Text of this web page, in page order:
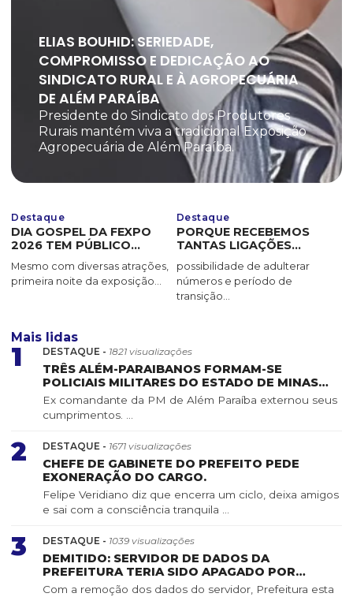
Destaque
DIA GOSPEL DA FEXPO
2026 TEM PÚBLICO
REDUZIDO E REABRE
DEBATE SOBRE O
FORMATO DO EVENTO
Mesmo com diversas atrações,
primeira noite da exposição...
Destaque
PORQUE RECEBEMOS
TANTAS LIGAÇÕES
INDESEJADAS E COMO
EVITÁ-LAS
possibilidade de adulterar
números e período de
transição...
ELIAS BOUHID: SERIEDADE,
COMPROMISSO E DEDICAÇÃO AO
SINDICATO RURAL E À AGROPECUÁRIA
DE ALÉM PARAÍBA
Presidente do Sindicato dos Produtores
Rurais mantém viva a tradicional Exposição
Agropecuária de Além Paraíba.
Mais lidas
1 DESTAQUE - 1821 visualizações
TRÊS ALÉM-PARAIBANOS FORMAM-SE
POLICIAIS MILITARES DO ESTADO DE MINAS
GERAIS
Ex comandante da PM de Além Paraíba externou seus
cumprimentos. ...
2 DESTAQUE - 1671 visualizações
CHEFE DE GABINETE DO PREFEITO PEDE
EXONERAÇÃO DO CARGO.
Felipe Veridiano diz que encerra um ciclo, deixa amigos
e sai com a consciência tranquila ...
3 DESTAQUE - 1039 visualizações
DEMITIDO: SERVIDOR DE DADOS DA
PREFEITURA TERIA SIDO APAGADO POR
SERVIDOR DE CONFIANÇA
Com a remoção dos dados do servidor, Prefeitura esta